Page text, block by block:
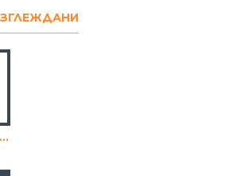
ИЗОЛИРБАНД 10 YARD 10БР. В СТЕК